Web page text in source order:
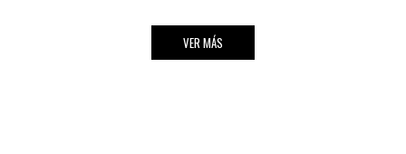
VER MÁS